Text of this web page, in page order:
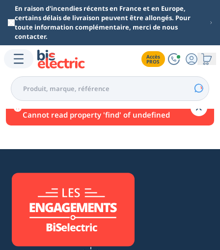
Aller au contenu principal
En raison d'incendies récents en France et en Europe,
certains délais de livraison peuvent être allongés. Pour
toute information complémentaire, merci de nous
contacter.
Accès
PROS
Une erreur est survenue.
Cannot read property 'find' of undefined